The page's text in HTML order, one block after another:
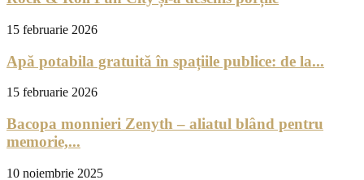
15 februarie 2026
Apă potabila gratuită în spațiile publice: de la...
15 februarie 2026
Bacopa monnieri Zenyth – aliatul blând pentru
memorie,...
10 noiembrie 2025